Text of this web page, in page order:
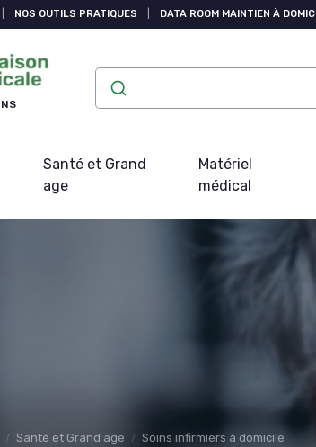
NOS OUTILS PRATIQUES DATA ROOM MAINTIEN À
Santé et Grand
age
Matériel
médical
Santé et Grand age Soins infirmiers à domicile
cookies